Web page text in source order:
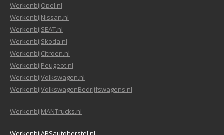
WerkenbijOpel.nl
WerkenbijNissan.nl
WerkenbijSEAT.nl
WerkenbijSkoda.nl
WerkenbijCitroen.nl
WerkenbijPeugeot.nl
WerkenbijVolkswagen.nl
WerkenbijVolkswagenBedrijfswagens.nl
WerkenbijMANTrucks.nl
WerkenbijABSautoherstel.nl